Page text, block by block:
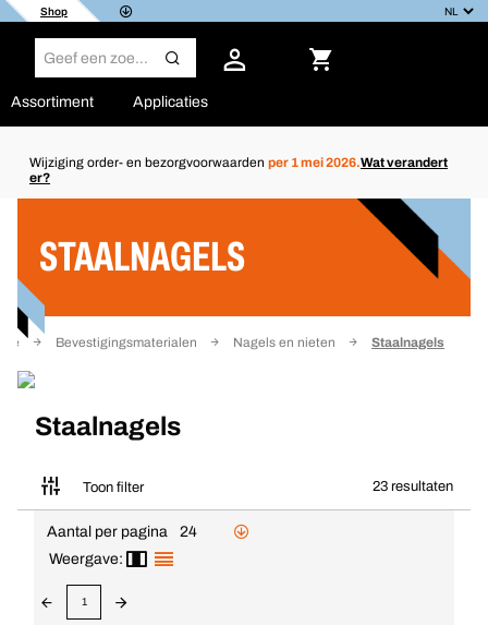
Shop
Assortiment Applicaties
Wijziging order- en bezorgvoorwaarden per 1 mei 2026.Wat verandert
er?
STAALNAGELS
Bevestigingsmaterialen Nagels en nieten Staalnagels
Staalnagels
Toon filter 23 resultaten
Aantal per pagina
24
Weergave:
1